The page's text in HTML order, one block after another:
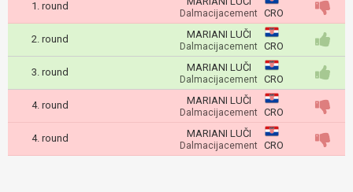
1. round
Dalmacijacement CRO
2. round MARIANI LUČI
Dalmacijacement CRO
3. round MARIANI LUČI
Dalmacijacement CRO
4. round MARIANI LUČI
Dalmacijacement CRO
4. round MARIANI LUČI
Dalmacijacement CRO